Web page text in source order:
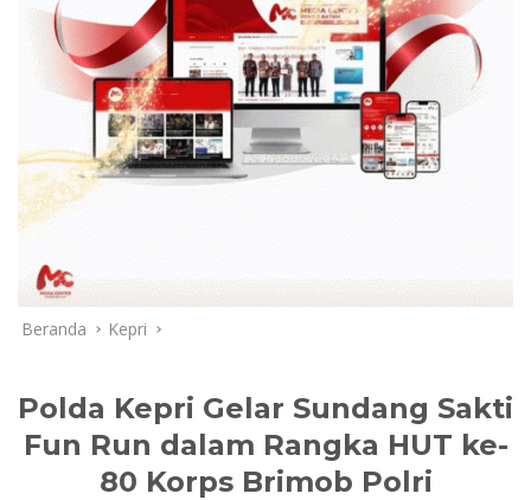
Beranda Kepri
Polda Kepri Gelar Sundang Sakti
Fun Run dalam Rangka HUT ke-
80 Korps Brimob Polri